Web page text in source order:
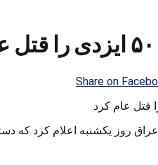
Share on
تن از فرقه ایزدی های عراق در جنایات اخیر گروه تروریستی داعش در شمال کشور